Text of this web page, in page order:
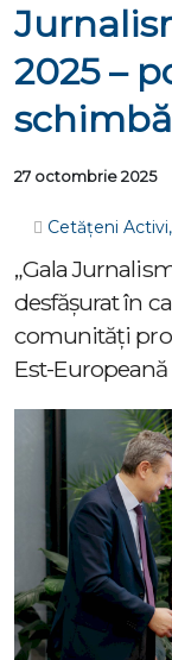
2025 –
27 octombrie 2025
Cetățeni
„Gala
desfășurat în
comunități
Est-